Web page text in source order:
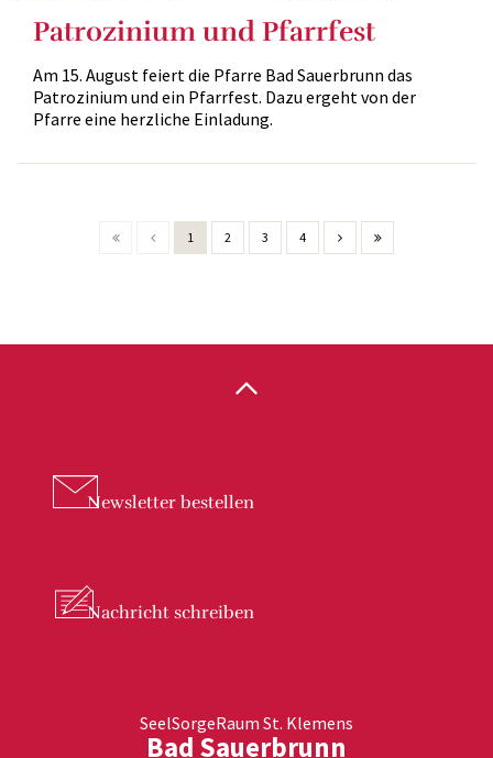
Patrozinium und Pfarrfest
Am 15. August feiert die Pfarre Bad Sauerbrunn das
Patrozinium und ein Pfarrfest. Dazu ergeht von der
Pfarre eine herzliche Einladung.
1 2 3 4
Newsletter bestellen
Nachricht schreiben
SeelSorgeRaum St. Klemens
Bad Sauerbrunn